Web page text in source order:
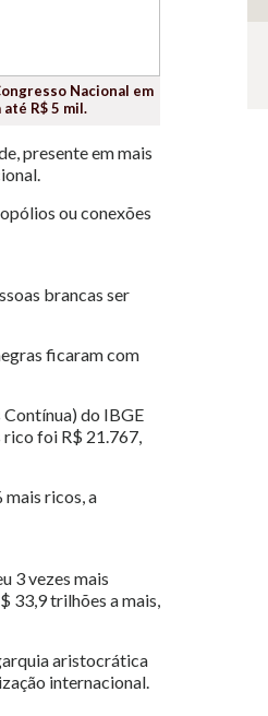
Nacional em
R$ 5 mil.
presente em mais
ou conexões
brancas ser
ficaram com
do IBGE
foi R$ 21.767,
mais ricos, a
3 vezes mais
33,9 trilhões a mais,
aristocrática
internacional.